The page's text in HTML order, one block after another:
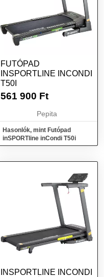
FUTÓPAD
INSPORTLINE INCONDI
T50I
561 900 Ft
Pepita
Hasonlók, mint Futópad
inSPORTline inCondi T50i
INSPORTLINE INCONDI